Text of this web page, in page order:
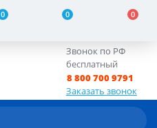
0 0 0
Звонок по РФ
бесплатный
8 800 700 9791
Заказать звонок